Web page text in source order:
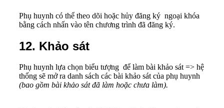
Phụ huynh có thể theo dõi hoặc hủy đăng ký ngoại khóa
bằng cách nhấn vào tên chương trình đã đăng ký.
12. Khảo sát
Phụ huynh lựa chọn biểu tượng để làm bài khảo sát => hệ
thống sẽ mở ra danh sách các bài khảo sát của phụ huynh
(bao gồm bài khảo sát đã làm hoặc chưa làm).